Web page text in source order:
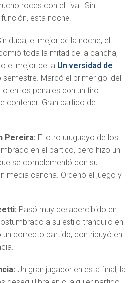
roces con el rival. Sin
esta noche.
duda, el mejor de la noche, el
toda la mitad de la cancha,
el mejor de la Universidad de
semestre. Marcó el primer gol del
en los penales con un tiro
contener. Gran partido de
Pereira: El otro uruguayo de los
en el partido, pero hizo un
se complementó con su
media cancha. Ordenó el juego y
Pasó muy desapercibido en
a su estilo tranquilo en
un correcto partido, contribuyó en
Un gran jugador en esta final, la